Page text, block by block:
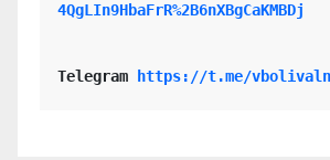
4QgLIn9HbaFrR%2B6nXBgCaKMBDj
Telegram https://t.me/